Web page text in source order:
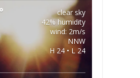
°
clear sky
42% humidity
wind: 2m/s
NNW
H 24 • L 24